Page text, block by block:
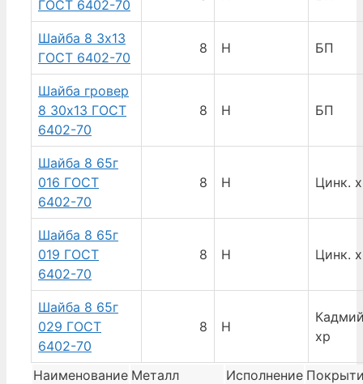
ГОСТ 6402-70
Шайба 8 3х13
ГОСТ 6402-70
8 Н БП
Шайба гровер
8 30х13 ГОСТ
6402-70
8 Н БП
Шайба 8 65г
016 ГОСТ
6402-70
8 Н Цинк.
Шайба 8 65г
019 ГОСТ
6402-70
8 Н Цинк.
Шайба 8 65г
029 ГОСТ
6402-70
8 Н
хр
Наименование Металл Исполнение